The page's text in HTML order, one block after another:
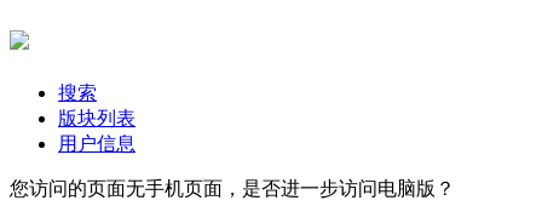
搜索
版块列表
用户信息
您访问的页面无手机页面，是否进一步访问电脑版？